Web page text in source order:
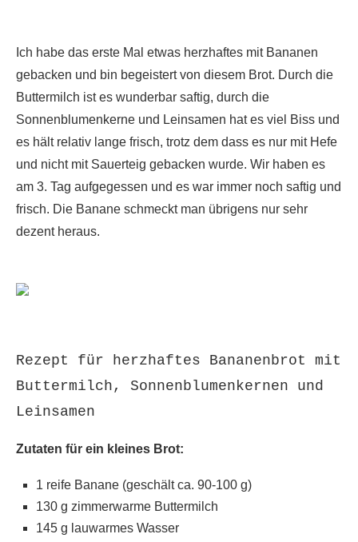
Ich habe das erste Mal etwas herzhaftes mit Bananen
gebacken und bin begeistert von diesem Brot. Durch die
Buttermilch ist es wunderbar saftig, durch die
Sonnenblumenkerne und Leinsamen hat es viel Biss und
es hält relativ lange frisch, trotz dem dass es nur mit Hefe
und nicht mit Sauerteig gebacken wurde. Wir haben es
am 3. Tag aufgegessen und es war immer noch saftig und
frisch. Die Banane schmeckt man übrigens nur sehr
dezent heraus.
Rezept für herzhaftes Bananenbrot mit
Buttermilch, Sonnenblumenkernen und
Leinsamen
Zutaten für ein kleines Brot:
1 reife Banane (geschält ca. 90-100 g)
130 g zimmerwarme Buttermilch
145 g lauwarmes Wasser